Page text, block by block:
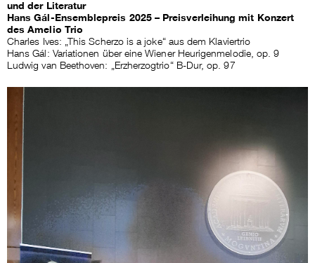
und der Literatur
Hans Gál-Ensemblepreis 2025 – Preisverleihung mit Konzert
des Amelio Trio
Charles Ives: „This Scherzo is a joke“ aus dem Klaviertrio
Hans Gál: Variationen über eine Wiener Heurigenmelodie, op. 9
Ludwig van Beethoven: „Erzherzogtrio“ B-Dur, op. 97